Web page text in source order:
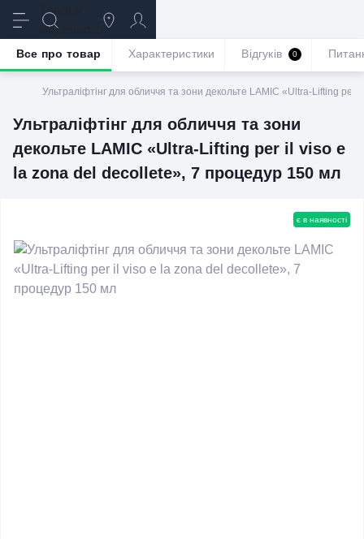
Ультраліфтінг для обличчя та зони декольте LAMIC «Ultra-Lifting
Ультраліфтінг для обличчя та зони
декольте LAMIC «Ultra-Lifting per il viso e
la zona del decollete», 7 процедур 150 мл
Все про товар Характеристики Відгуків 0
є в наявності